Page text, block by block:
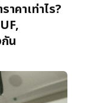
คาเท่าไร?
น